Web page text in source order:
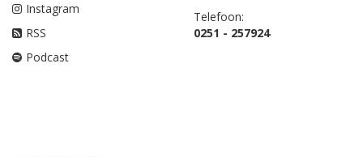
Instagram
RSS
Podcast
Telefoon:
0251 - 257924